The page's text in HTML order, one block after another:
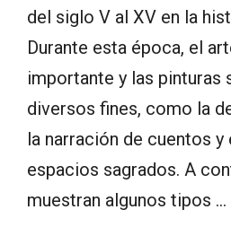
del siglo V al XV en la
Durante esta época, el
importante y las pinturas
diversos fines, como la
la narración de cuentos y
espacios sagrados. A
muestran algunos tipos …